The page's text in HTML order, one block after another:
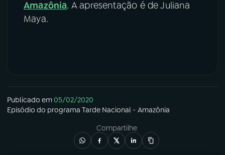
Amazônia. A apresentação é de Juliana
Maya.
Publicado em05/02/2020
Episódio do programa Tarde Nacional - Amazônia
Compartilhe